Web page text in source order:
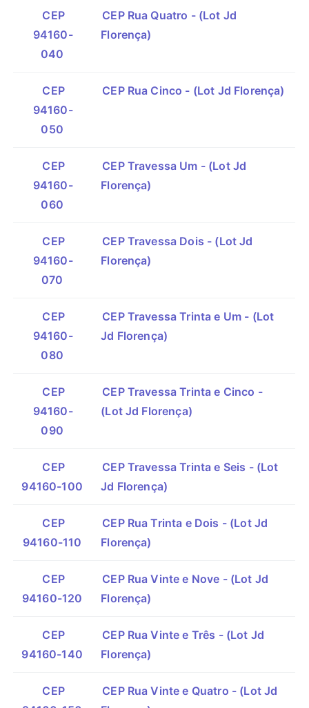
CEP
94160-
040
CEP Rua Quatro - (Lot Jd
Florença)
CEP
94160-
050
CEP Rua Cinco - (Lot Jd Florença)
CEP
94160-
060
CEP Travessa Um - (Lot Jd
Florença)
CEP
94160-
070
CEP Travessa Dois - (Lot Jd
Florença)
CEP
94160-
080
CEP Travessa Trinta e Um - (Lot
Jd Florença)
CEP
94160-
090
CEP Travessa Trinta e Cinco -
(Lot Jd Florença)
CEP
94160-100
CEP Travessa Trinta e Seis - (Lot
Jd Florença)
CEP
94160-110
CEP Rua Trinta e Dois - (Lot Jd
Florença)
CEP
94160-120
CEP Rua Vinte e Nove - (Lot Jd
Florença)
CEP
94160-140
CEP Rua Vinte e Três - (Lot Jd
Florença)
CEP
CEP Rua Vinte e Quatro - (Lot Jd